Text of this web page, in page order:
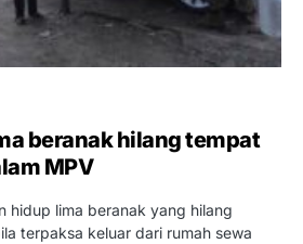
beranak hilang tempat
MPV
hidup lima beranak yang hilang
terpaksa keluar dari rumah sewa